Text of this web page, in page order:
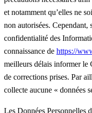
et notamment qu’elles ne
non autorisées.
confidentialité des
connaissance de https://
meilleurs délais informer le
de corrections prises. Par
collecte aucune « données
Les Données Personnelles